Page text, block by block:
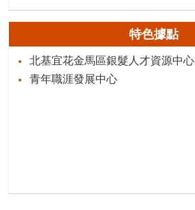
特色據點
北基宜花金馬區銀髮人才資源中心
青年職涯發展中心